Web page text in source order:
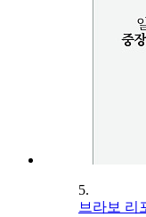
5.
브라보 리